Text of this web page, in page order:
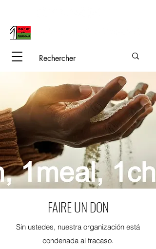
FAIRE UN DON
Sin ustedes, nuestra organización está
condenada al fracaso.